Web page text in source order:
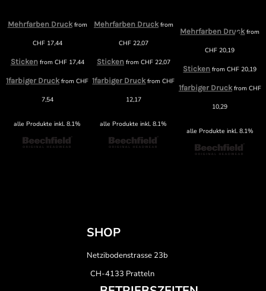
Mehrfarben Druckfrom
CHF17,44
Stickenfrom CHF17,44
1farbiger DruckfromCHF
7,54
alle Produkte inkl. 8.1%
Mehrfarben Druckfrom
CHF22,07
Stickenfrom CHF22,07
1farbiger DruckfromCHF
12,17
alle Produkte inkl. 8.1%
Mehrfarben Druckfrom
CHF 20,19
Sticken fromCHF 20,19
1farbiger Druckfrom CHF
10,29
alle Produkte inkl. 8.1%
SHOP
Netzibodenstrasse 23b
CH-4133 Pratteln